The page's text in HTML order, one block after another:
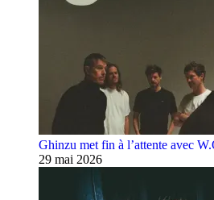
Ghinzu met fin à l’attente avec
29 mai 2026